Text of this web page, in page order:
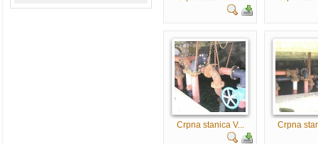
Crpna stanica V... Crpna